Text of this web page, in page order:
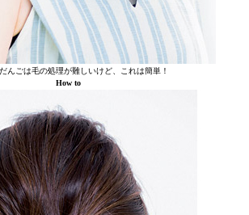
んごは毛の処理が難しいけど、これは簡単！
How to